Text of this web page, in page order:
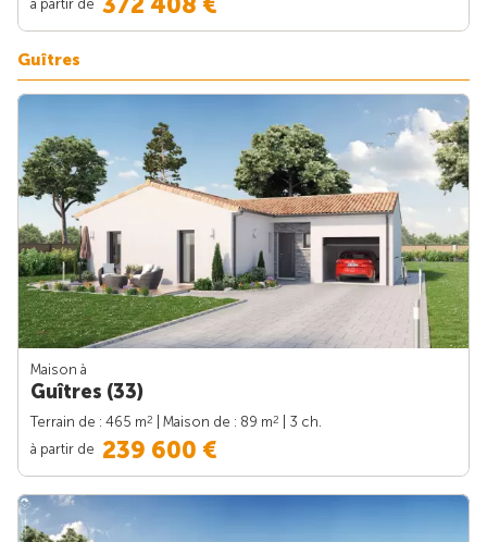
à partir de
Guîtres
Maison à
Guîtres (33)
Terrain de : 465 m2 | Maison de : 89 m2
| 3 ch.
à partir de 239 600 €